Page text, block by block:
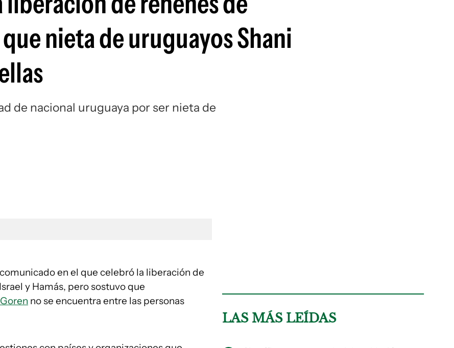
nieta de uruguayos Shani
de nacional uruguaya por ser nieta de
en el que celebró la liberación de
y Hamás, pero sostuvo que
no se encuentra entre las personas
LAS MÁS LEÍDAS